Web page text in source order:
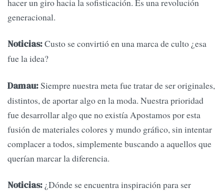
hacer un giro hacia la sofisticación. Es una revolución
generacional.
Noticias:Custo se convirtió en una marca de culto ¿esa
fue la idea?
Damau:Siempre nuestra meta fue tratar de ser originales,
distintos, de aportar algo en la moda. Nuestra prioridad
fue desarrollar algo que no existía Apostamos por esta
fusión de materiales colores y mundo gráfico, sin intentar
complacer a todos, simplemente buscando a aquellos que
querían marcar la diferencia.
Noticias: ¿Dónde se encuentra inspiración para ser